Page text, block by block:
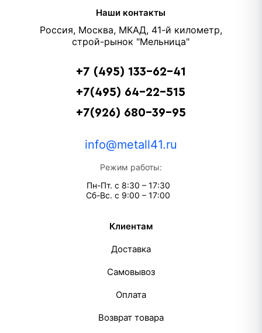
Наши контакты
Россия, Москва, МКАД, 41-й километр,
строй-рынок "Мельница"
+7 (495) 133-62-41
+7(495) 64-22-515
+7(926) 680-39-95
info@metall41.ru
Режим работы:
Пн-Пт. с 8:30 – 17:30
Сб-Вс. с 9:00 – 17:00
Клиентам
Доставка
Самовывоз
Оплата
Возврат товара